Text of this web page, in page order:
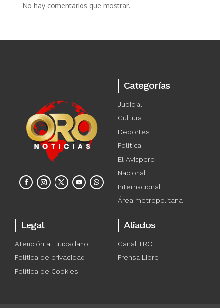
No hay comentarios que mostrar.
Categorías
Judicial
Cultura
Deportes
Política
El Avispero
Nacional
Internacional
Área metropolitana
Legal
Atención al ciudadano
Política de privacidad
Política de Cookies
Aliados
Canal TRO
Prensa Libre